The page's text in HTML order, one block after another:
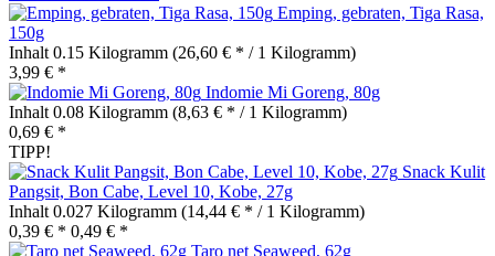
Emping, gebraten, Tiga Rasa,
150g
Inhalt 0.15 Kilogramm (26,60 € * / 1 Kilogramm)
3,99 € *
Indomie Mi Goreng, 80g
Inhalt 0.08 Kilogramm (8,63 € * / 1 Kilogramm)
0,69 € *
TIPP!
Snack Kulit
Pangsit, Bon Cabe, Level 10, Kobe, 27g
Inhalt 0.027 Kilogramm (14,44 € * / 1 Kilogramm)
0,39 € * 0,49 € *
Taro net Seaweed, 62g